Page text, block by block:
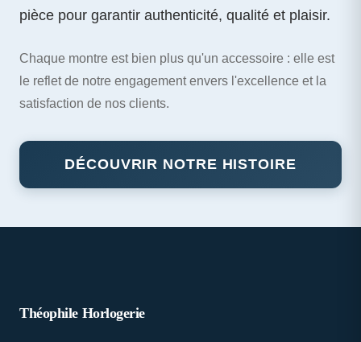
pièce pour garantir authenticité, qualité et plaisir.
Chaque montre est bien plus qu'un accessoire : elle est
le reflet de notre engagement envers l'excellence et la
satisfaction de nos clients.
DÉCOUVRIR NOTRE HISTOIRE
Théophile Horlogerie